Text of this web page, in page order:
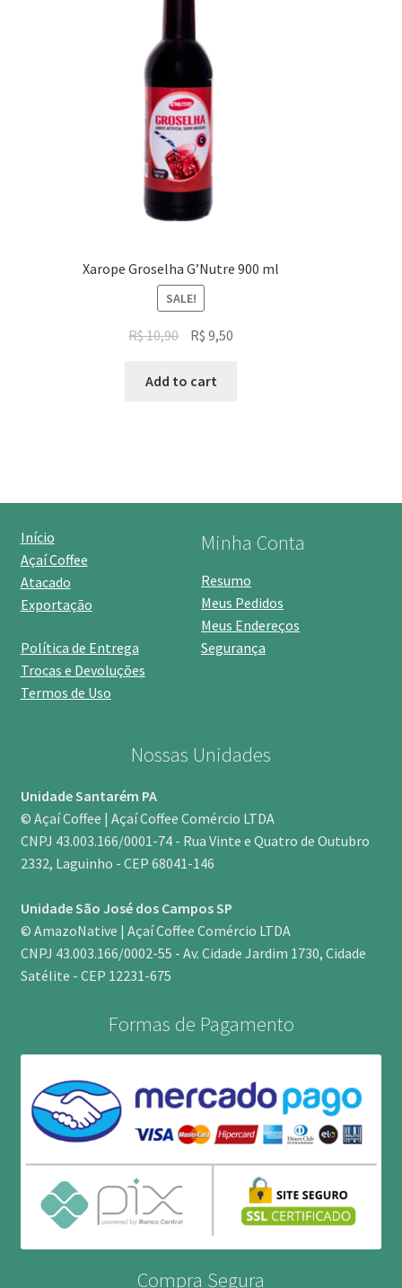
Xarope Groselha G’Nutre 900 ml
SALE!
R$10,90 Original
was:
R$ 9,50
Add to cart
Início
Açaí Coffee
Atacado
Exportação
Política de Entrega
Trocas e Devoluções
Termos de Uso
Minha Conta
Resumo
Meus Pedidos
Meus Endereços
Segurança
Nossas Unidades
Unidade Santarém PA
© Açaí Coffee | Açaí Coffee Comércio LTDA
CNPJ 43.003.166/0001-74 - Rua Vinte e Quatro de Outubro
2332, Laguinho - CEP 68041-146
Unidade São José dos Campos SP
© AmazoNative | Açaí Coffee Comércio LTDA
CNPJ 43.003.166/0002-55 - Av. Cidade Jardim 1730, Cidade
Satélite - CEP 12231-675
Formas de Pagamento
Compra Segura